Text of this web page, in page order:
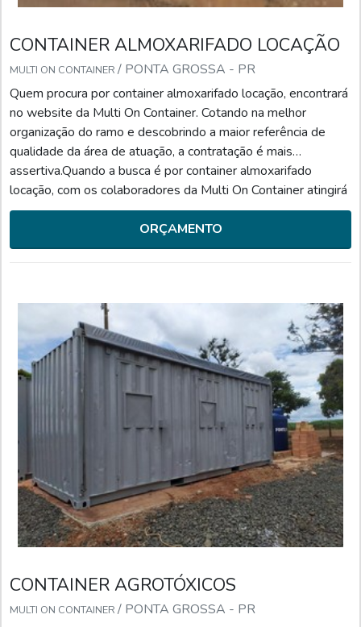
CONTAINER ALMOXARIFADO LOCAÇÃO
MULTI ON CONTAINER / PONTA GROSSA - PR
Quem procura por container almoxarifado locação, encontrará
no website da Multi On Container. Cotando na melhor
organização do ramo e descobrindo a maior referência de
qualidade da área de atuação, a contratação é mais
assertiva.Quando a busca é por container almoxarifado
locação, com os colaboradores da Multi On Container atingirá
ótima qualidade com entregas seguras e ágeis feitas pelos
melhores transportadores.UM POUCO MAIS SOBRE CON...
ORÇAMENTO
CONTAINER AGROTÓXICOS
MULTI ON CONTAINER / PONTA GROSSA - PR